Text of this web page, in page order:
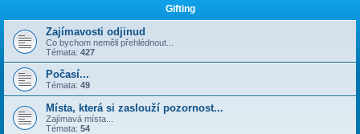
Gifting
Zajímavosti odjinud
Co bychom neměli přehlédnout...
Témata: 427
Počasí...
Témata: 49
Místa, která si zaslouží pozornost...
Zajímavá místa...
Témata: 54